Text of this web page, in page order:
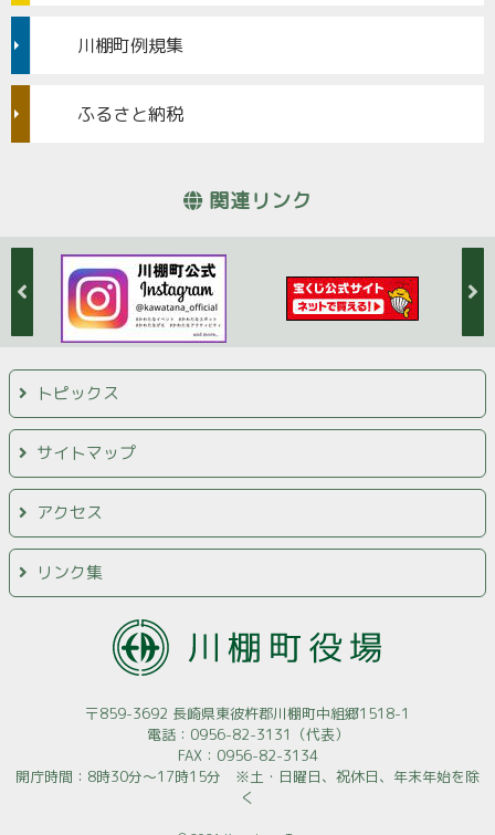
川棚町例規集
ふるさと納税
関連リンク
トピックス
サイトマップ
アクセス
リンク集
〒859-3692 長崎県東彼杵郡川棚町中組郷1518-1
電話：0956-82-3131（代表）
FAX：0956-82-3134
開庁時間：8時30分～17時15分 ※土・日曜日、祝休日、年末年始を除
く